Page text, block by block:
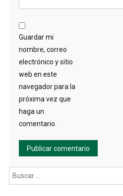
Guardar mi
nombre, correo
electrónico y sitio
web en este
navegador para la
próxima vez que
haga un
comentario.